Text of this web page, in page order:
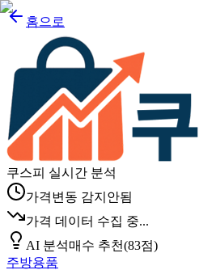
홈으로
쿠스피 실시간 분석
가격변동 감지안됨
가격 데이터 수집 중...
AI 분석매수 추천(83점)
주방용품